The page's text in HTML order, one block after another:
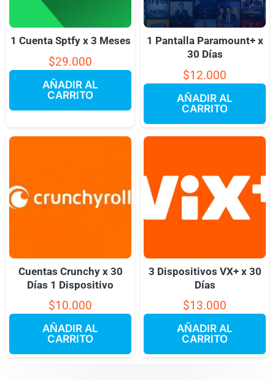
1 Cuenta Sptfy x 3 Meses
$29.000
AÑADIR AL
CARRITO
1 Pantalla Paramount+ x
30 Días
$12.000
AÑADIR AL
CARRITO
Cuentas Crunchy x 30
Días 1 Dispositivo
$10.000
AÑADIR AL
CARRITO
3 Dispositivos VX+ x 30
Días
$13.000
AÑADIR AL
CARRITO